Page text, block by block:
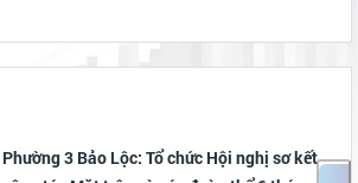
Phường 3 Bảo Lộc: Tổ chức Hội nghị sơ kết